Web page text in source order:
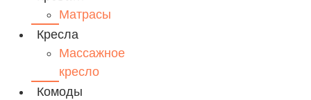
Матрасы
Кресла
Массажное
кресло
Комоды